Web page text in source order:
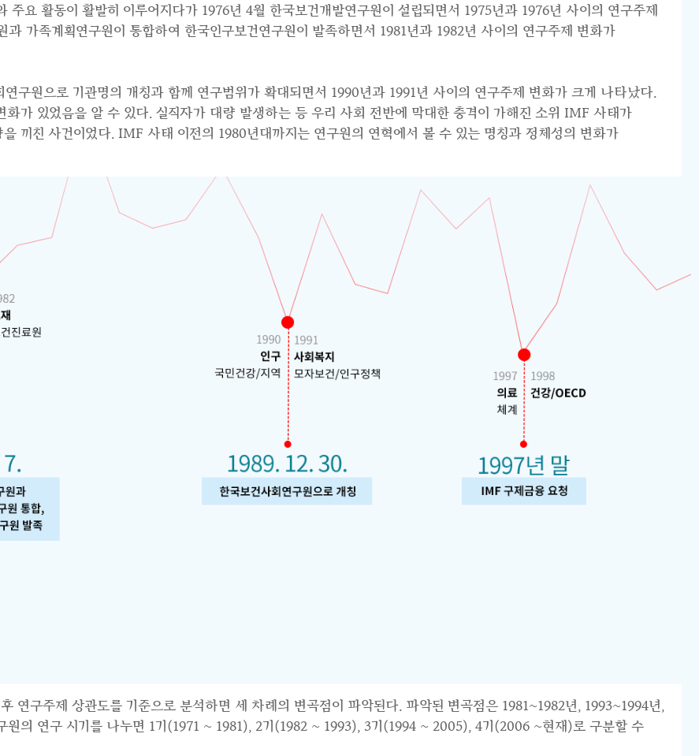
주요 활동이 활발히 이루어지다가 1976년 4월 한국보건개발연구원이 설립되면서 1975년과 1976년 사이의 연구주제
가족계획연구원이 통합하여 한국인구보건연구원이 발족하면서 1981년과 1982년 사이의 연구주제 변화가
구원으로 기관명의 개칭과 함께 연구범위가 확대되면서 1990년과 1991년 사이의 연구주제 변화가 크게 나타났다.
가 있었음을 알 수 있다. 실직자가 대량 발생하는 등 우리 사회 전반에 막대한 충격이 가해진 소위 IMF 사태가
끼친 사건이었다. IMF 사태 이전의 1980년대까지는 연구원의 연혁에서 볼 수 있는 명칭과 정체성의 변화가
연구주제 상관도를 기준으로 분석하면 세 차례의 변곡점이 파악된다. 파악된 변곡점은 1981~1982년, 1993~1994년,
의 연구 시기를 나누면 1기(1971 ~ 1981), 2기(1982 ~ 1993), 3기(1994 ~ 2005), 4기(2006 ~현재)로 구분할 수